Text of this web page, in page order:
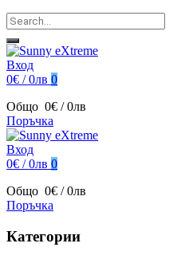
Вход
0€ / 0лв 0
Общо 0€ / 0лв
Поръчка
Вход
0€ / 0лв 0
Общо 0€ / 0лв
Поръчка
Категории